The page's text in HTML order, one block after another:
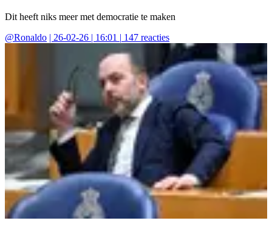
Dit heeft niks meer met democratie te maken
@Ronaldo | 26-02-26 | 16:01 | 147 reacties